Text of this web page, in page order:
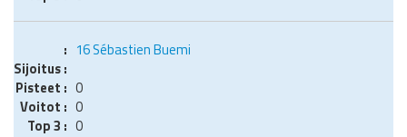
16Sébastien Buemi
0
0
0